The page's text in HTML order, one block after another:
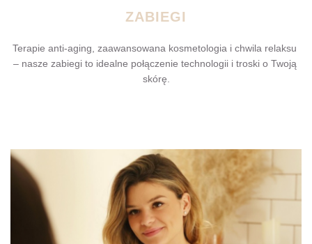
ZABIEGI
Terapie anti-aging, zaawansowana kosmetologia i chwila relaksu
– nasze zabiegi to idealne połączenie technologii i troski o Twoją
skórę.